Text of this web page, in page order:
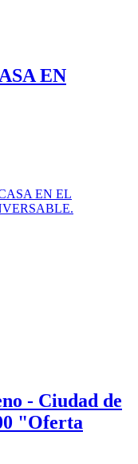
EN
EN EL
- Ciudad de
"Oferta